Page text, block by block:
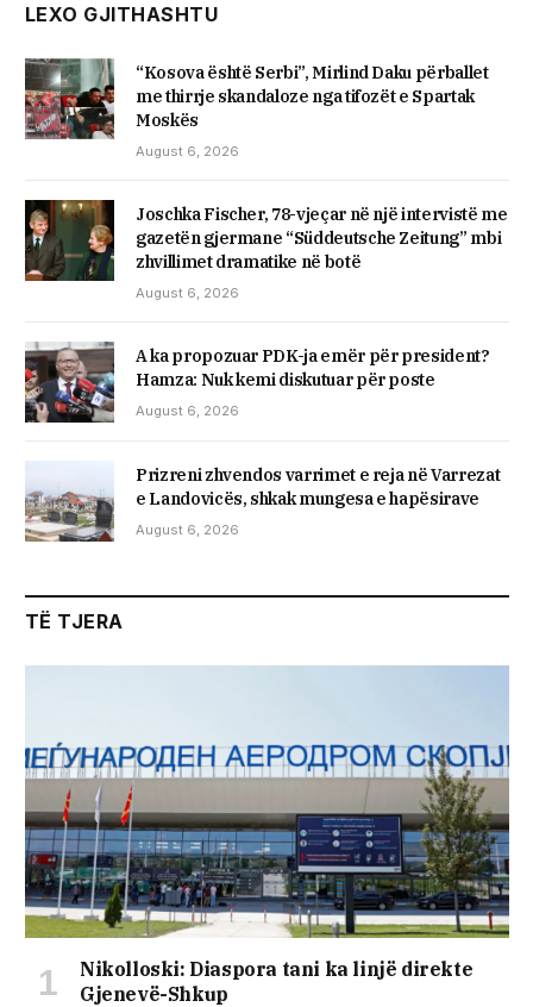
LEXO GJITHASHTU
“Kosova është Serbi”, Mirlind Daku përballet
me thirrje skandaloze nga tifozët e Spartak
Moskës
August 6, 2026
Joschka Fischer, 78-vjeçar në një intervistë me
gazetën gjermane “Süddeutsche Zeitung” mbi
zhvillimet dramatike në botë
August 6, 2026
A ka propozuar PDK-ja emër për president?
Hamza: Nuk kemi diskutuar për poste
August 6, 2026
Prizreni zhvendos varrimet e reja në Varrezat
e Landovicës, shkak mungesa e hapësirave
August 6, 2026
TË TJERA
Nikolloski: Diaspora tani ka linjë direkte
Gjenevë-Shkup